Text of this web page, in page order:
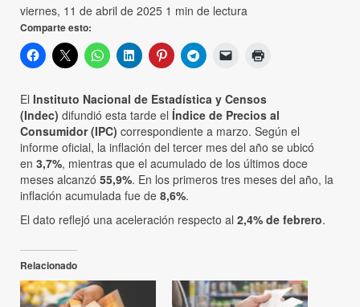
viernes, 11 de abril de 2025 1 min de lectura
Comparte esto:
El Instituto Nacional de Estadística y Censos
(Indec) difundió esta tarde el Índice de Precios al
Consumidor (IPC) correspondiente a marzo. Según el
informe oficial, la inflación del tercer mes del año se ubicó
en 3,7%, mientras que el acumulado de los últimos doce
meses alcanzó 55,9%. En los primeros tres meses del año, la
inflación acumulada fue de 8,6%.
El dato reflejó una aceleración respecto al 2,4% de febrero.
Relacionado